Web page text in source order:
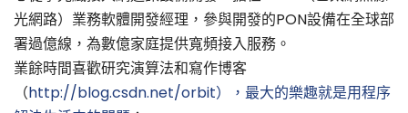
光網路）業務軟體開發經理，參與開發的PON設備在全球部
署過億線，為數億家庭提供寬頻接入服務。
業餘時間喜歡研究演算法和寫作博客
（http://blog.csdn.net/orbit），最大的樂趣就是用程序